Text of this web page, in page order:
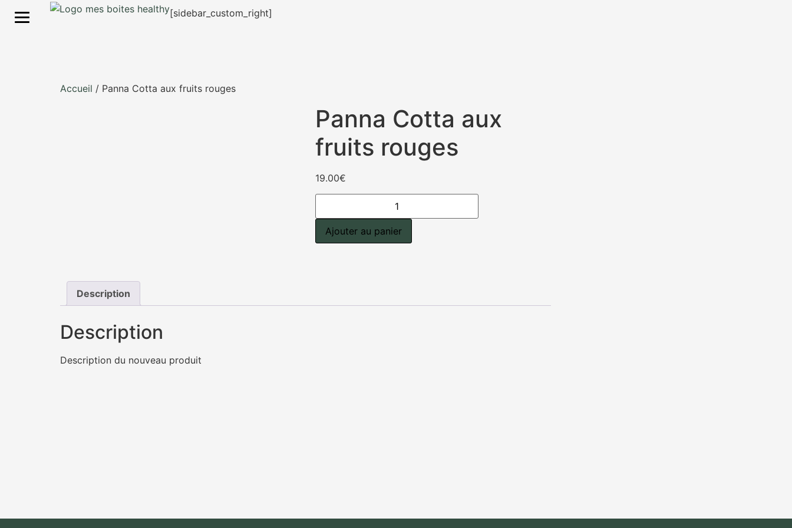
Mes Boites Healthy
[sidebar_custom_right]
Accueil / Panna Cotta aux fruits rouges
Panna Cotta aux
fruits rouges
19.00€
Ajouter au panier
Description
Description
Description du nouveau produit